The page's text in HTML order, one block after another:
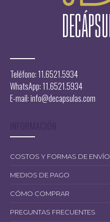
Teléfono: 11.6521.5934
WhatsApp: 11.6521.5934
E-mail:info@decapsulas.com
COSTOS Y FORMAS DE ENVÍO
MEDIOS DE PAGO
CÓMO COMPRAR
PREGUNTAS FRECUENTES